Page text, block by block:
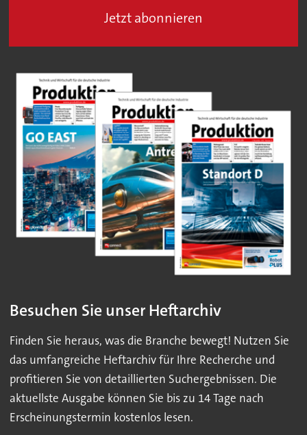
Jetzt abonnieren
Besuchen Sie unser Heftarchiv
Finden Sie heraus, was die Branche bewegt! Nutzen Sie
das umfangreiche Heftarchiv für Ihre Recherche und
profitieren Sie von detaillierten Suchergebnissen. Die
aktuellste Ausgabe können Sie bis zu 14 Tage nach
Erscheinungstermin kostenlos lesen.